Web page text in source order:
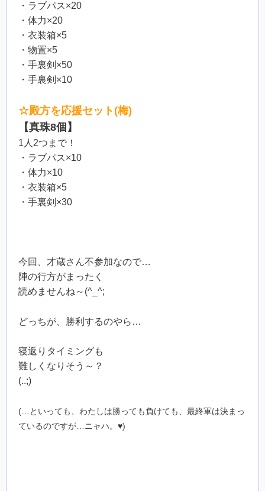
・ラブパス×20
・体力×20
・衣装箱×5
・物置×5
・手裏剣×50
・手裏剣×10
☆殿方を応援セット(梅)
【真珠8個】
1人2つまで！
・ラブパス×10
・体力×10
・衣装箱×5
・手裏剣×30
今回、才蔵さん不参加なので…
陣の行方がまったく
読めませんね～(^_^;
どっちが、勝利するのやら…
寝返りタイミングも
難しくなりそう～？
(..;)
(…といっても、わたしは勝っても負けても、最終軍は決まっ
ているのですが…ニャハ。♥)